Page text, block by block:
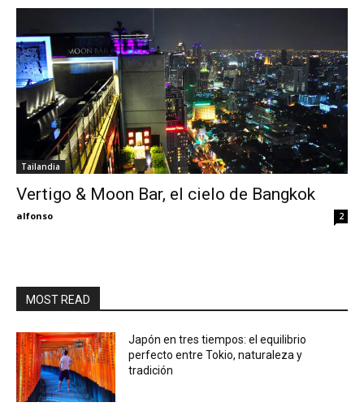
Thru
My
Tailandia
Vertigo & Moon Bar, el cielo de Bangkok
alfonso 2
MOST READ
Japón en tres tiempos: el equilibrio
perfecto entre Tokio, naturaleza y
tradición